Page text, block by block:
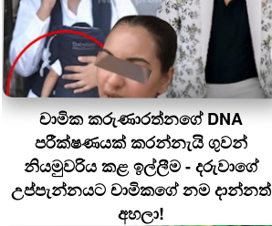
චාමික කරුණාරත්නගේ DNA
පරීක්ෂණයක් කරන්නැයි ගුවන්
නියමුවරිය කළ ඉල්ලීම - දරුවාගේ
උප්පැන්නයට චාමිකගේ නම දාන්නත්
අහලා!